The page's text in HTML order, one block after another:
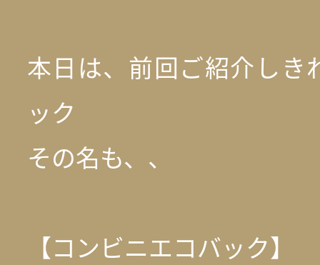
本日は、前回ご紹介しき
ック
その名も、、
【コンビニエコバック】